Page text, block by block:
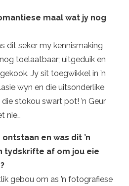
maal wat jy nog
dit seker my kennismaking
toelaatbaar; uitgeduik en
Jy sit toegwikkel in ’n
wyn en die uitsonderlike
stokou swart pot! ’n Geur
nie…
en was dit ’n
tydskrifte af om jou eie
gebou om as ’n fotografiese